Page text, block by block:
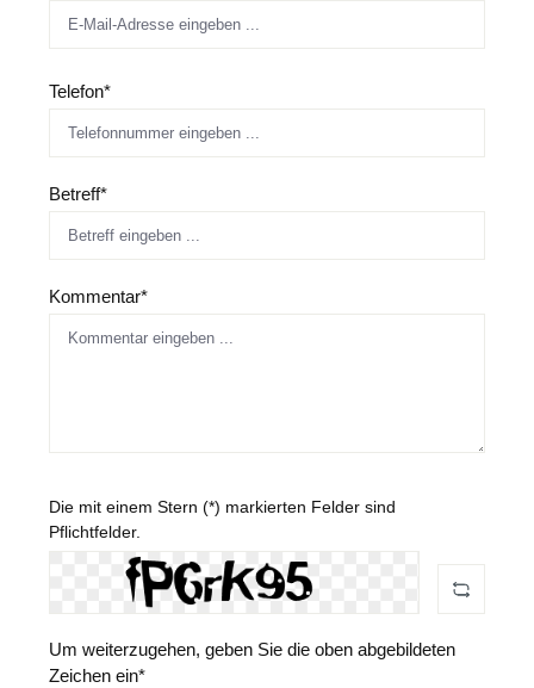
Telefon*
Betreff*
Kommentar*
Die mit einem Stern (*) markierten Felder sind
Pflichtfelder.
Um weiterzugehen, geben Sie die oben abgebildeten
Zeichen ein*